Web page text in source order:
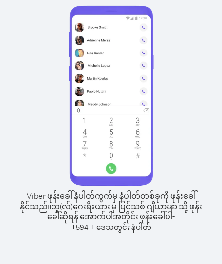
Viber ဖုန်းခေါ်နံပါတ်ကွက်မှ နံပါတ်တစ်ခုကို ဖုန်းခေါ်
နိုင်သည်။ဘူ(လ်)ဂေးရီးယား မှ ပြင်သစ် ဂျီယားနာ သို့ ဖုန်း
ခေါ်ဆိုရန် အောက်ပါအတိုင်း ဖုန်းခေါ်ပါ-
+594+ ဒေသတွင်း နံပါတ်